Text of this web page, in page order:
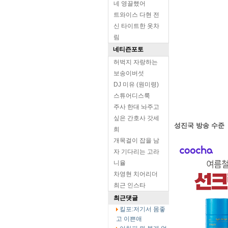
네 영끌했어
트와이스 다현 전
신 타이트한 옷차
림
네티즌포토
허벅지 자랑하는
보송이버섯
DJ 미유 (원미령)
스튜어디스룩
주사 한대 놔주고
싶은 간호사 갓세
희
개목걸이 잡을 남
자 기다리는 고라
니율
차영현 치어리더
최근 인스타
최근댓글
킬포:저기서 몸좋
고 이쁜애
성진국 방송 수준